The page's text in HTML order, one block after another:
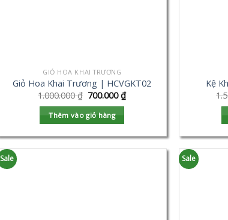
GIỎ HOA KHAI TRƯƠNG
Giỏ Hoa Khai Trương | HCVGKT02
1.000.000₫ 700.000₫
Thêm vào giỏ hàng
Kệ
Sale Sale